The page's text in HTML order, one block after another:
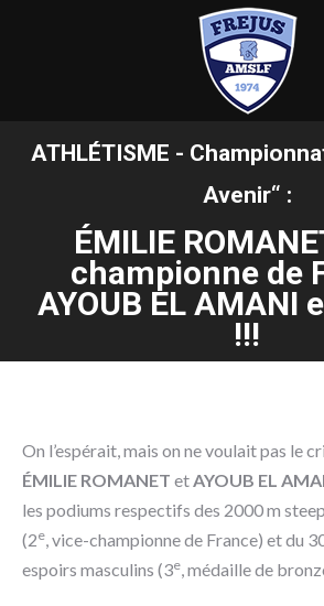
ATHLÉTISME -
Avenir“ :
ÉMILIE
championne de
AYOUB EL AMANI
!!!
Vous êtes ici :
On l’espérait, mais on ne voulait pas le
ÉMILIE ROMANET etAYOUB EL
les podiums respectifs des 2000 m
(2e, vice-championne de France) et du
espoirs masculins (3e, médaille de